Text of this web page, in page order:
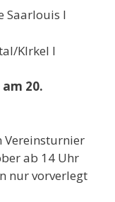
Saarlouis I
KIrkel I
20.
Vereinsturnier
ab 14 Uhr
nur vorverlegt